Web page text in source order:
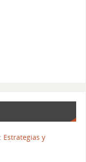
Estrategias y